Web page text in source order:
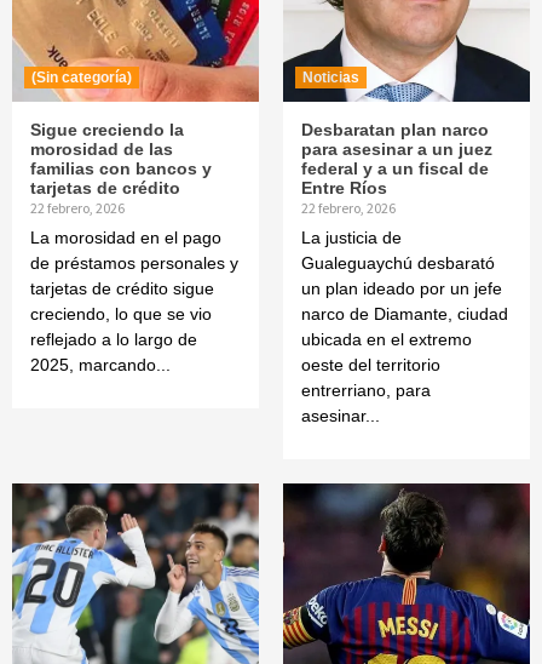
(Sin categoría)
Sigue creciendo la
morosidad de las
familias con bancos y
tarjetas de crédito
22 febrero, 2026
La morosidad en el pago
de préstamos personales y
tarjetas de crédito sigue
creciendo, lo que se vio
reflejado a lo largo de
2025, marcando...
Noticias
Desbaratan plan narco
para asesinar a un juez
federal y a un fiscal de
Entre Ríos
22 febrero, 2026
La justicia de
Gualeguaychú desbarató
un plan ideado por un jefe
narco de Diamante, ciudad
ubicada en el extremo
oeste del territorio
entrerriano, para
asesinar...